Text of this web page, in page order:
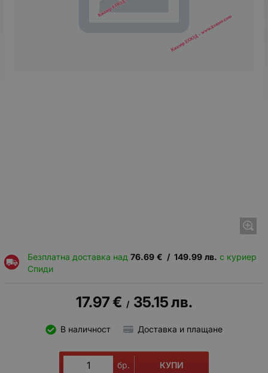
Безплатна доставка над 76.69 € / 149.99 лв. с куриер
Спиди
17.97€ / 35.15лв.
В наличност Доставка и плащане
бр. КУПИ